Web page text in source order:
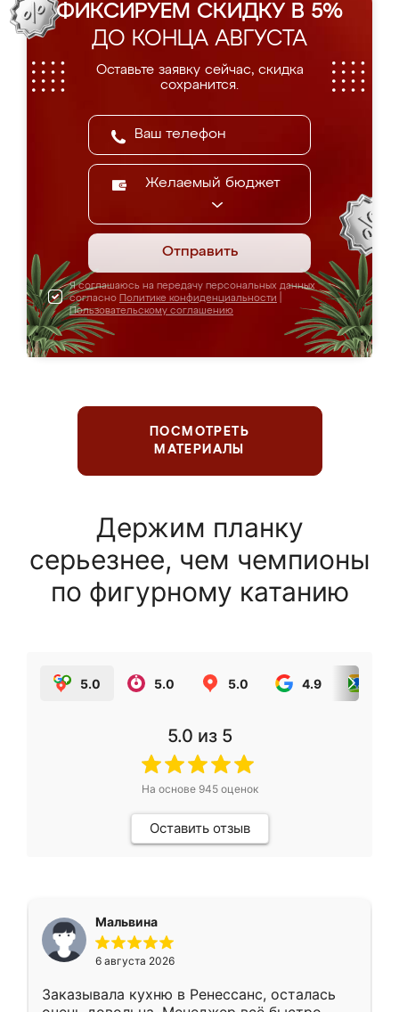
ФИКСИРУЕМ СКИДКУ В 5%
ДО КОНЦА АВГУСТА
Оставьте заявку сейчас, скидка
сохранится.
Желаемый бюджет
Отправить
Я соглашаюсь на передачу персональных данных
согласно Политике конфиденциальности
Пользовательскому соглашению
ПОСМОТРЕТЬ
МАТЕРИАЛЫ
Держим планку
серьезнее, чем чемпионы
по фигурному катанию
5.0 5.0 5.0 4.9
5.0 из 5
На основе 945оценок
Оставить отзыв
Мальвина
6 августа 2026
Заказывала кухню в Ренессанс, осталась